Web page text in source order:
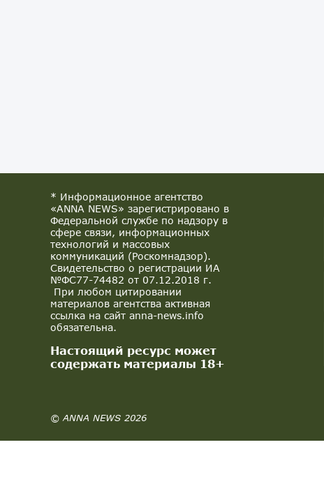
* Информационное агентство
«ANNA NEWS» зарегистрировано в
Федеральной службе по надзору в
сфере связи, информационных
технологий и массовых
коммуникаций (Роскомнадзор).
Свидетельство о регистрации ИА
№ФС77-74482 от 07.12.2018 г.
При любом цитировании
материалов агентства активная
ссылка на сайт anna-news.info
обязательна.
Настоящий ресурс может
содержать материалы 18+
© ANNA NEWS 2026